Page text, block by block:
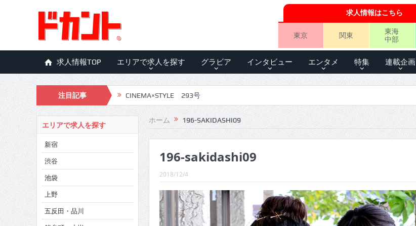
求人情報はこちら
東京 関東
東海
中部
求人情報TOP エリアで求人を探す グラビア インタビュー エンタメ 特集 連載企画
注目記事
CINEMA×STYLE 293号
CINEMA×STYLE 292号
CINEMA×STYLE 291号
CINEMA×STYLE 290号
CINEMA×STYLE 289号
CINEMA×STYLE 288号
CINEMA×STYLE 287号
CINEMA×STYLE 286号
ホーム 196-SAKIDASHI09
196-sakidashi09
2018/12/4
エリアで求人を探す
新宿
渋谷
池袋
上野
五反田・品川